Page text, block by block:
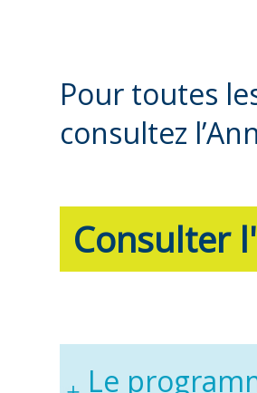
Pour toutes
consultez
Consulter
Le